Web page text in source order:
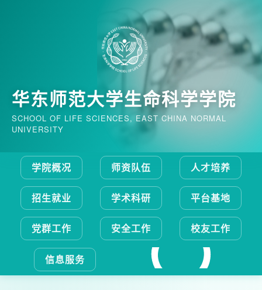
华东师范大学生命科学学院
SCHOOL OF LIFE SCIENCES, EAST CHINA NORMAL
UNIVERSITY
学院概况 师资队伍 人才培养
招生就业 学术科研 平台基地
党群工作 安全工作 校友工作
信息服务